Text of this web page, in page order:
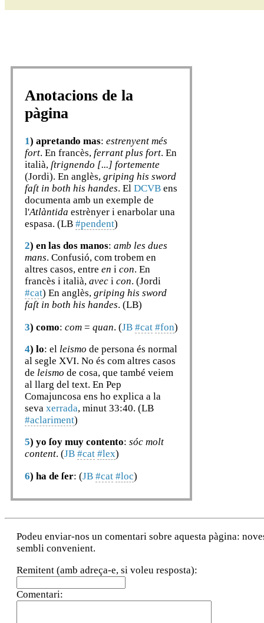
Anotacions de la
pàgina
1) apretando mas: estrenyent més
fort. En francès, ferrant plus fort. En
italià, ſtrignendo [...] fortemente
(Jordi). En anglès, griping his sword
faſt in both his handes. El DCVB ens
documenta amb un exemple de
l'Atlàntida estrènyer i enarbolar una
espasa. (LB #pendent)
2) en las dos manos: amb les dues
mans. Confusió, com trobem en
altres casos, entre en i con. En
francès i italià, avec i con. (Jordi
#cat) En anglès, griping his sword
faſt in both his handes. (LB)
3) como: com = quan. (JB #cat #fon)
4) lo: el leismo de persona és normal
al segle XVI. No és com altres casos
de leismo de cosa, que també veiem
al llarg del text. En Pep
Comajuncosa ens ho explica a la
seva xerrada, minut 33:40. (LB
#aclariment)
5) yo ſoy muy contento: sóc molt
content. (JB #cat #lex)
6) ha de ſer: (JB #cat #loc)
Podeu enviar-nos un comentari sobre aquesta pàgina:
sembli convenient.
Remitent (amb adreça-e, si voleu resposta):
Comentari: